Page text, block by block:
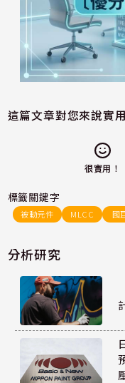
這篇文章對您來說實
很實用！
標籤關鍵字
被動元件 MLCC 國
分析研究